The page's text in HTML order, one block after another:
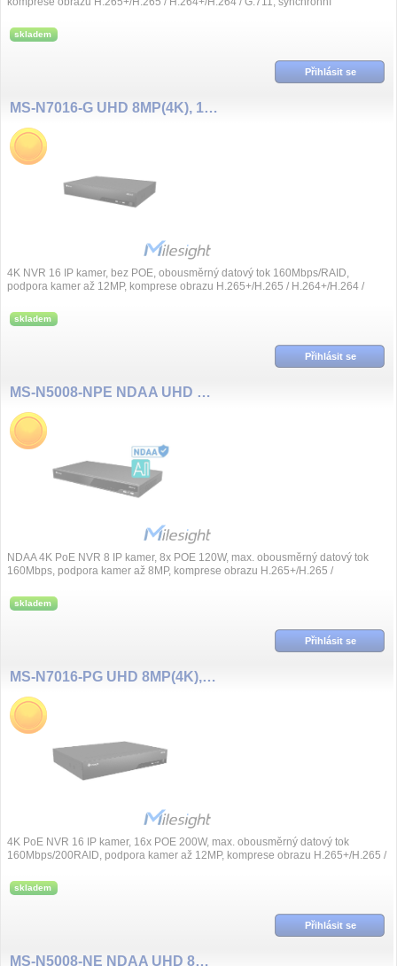
skladem
Přihlásit se
MS-N7016-G UHD 8MP(4K), 16 kanál NVR Pro, bez PoE, ALARM
4K NVR 16 IP kamer, bez POE, obousměrný datový tok 160Mbps/RAID,
podpora kamer až 12MP, komprese obrazu H.265+/H.265 / H.264+/H.264 /
skladem
Přihlásit se
MS-N5008-NPE NDAA UHD 8MP(4K), 8 kanál NVR, 8x PoE
NDAA 4K PoE NVR 8 IP kamer, 8x POE 120W, max. obousměrný datový tok
160Mbps, podpora kamer až 8MP, komprese obrazu H.265+/H.265 /
skladem
Přihlásit se
MS-N7016-PG UHD 8MP(4K), 16 kanál NVR Pro, 16x PoE,
4K PoE NVR 16 IP kamer, 16x POE 200W, max. obousměrný datový tok
160Mbps/200RAID, podpora kamer až 12MP, komprese obrazu H.265+/H.265 /
skladem
Přihlásit se
MS-N5008-NE NDAA UHD 8MP(4K), 8 kanál NVR, bez PoE